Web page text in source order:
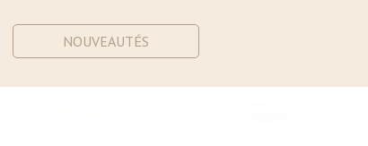
NOUVEAUTÉS